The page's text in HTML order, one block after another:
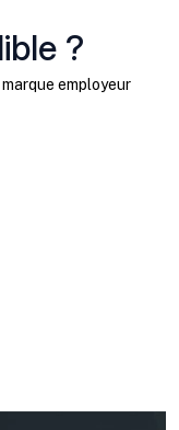
?
employeur